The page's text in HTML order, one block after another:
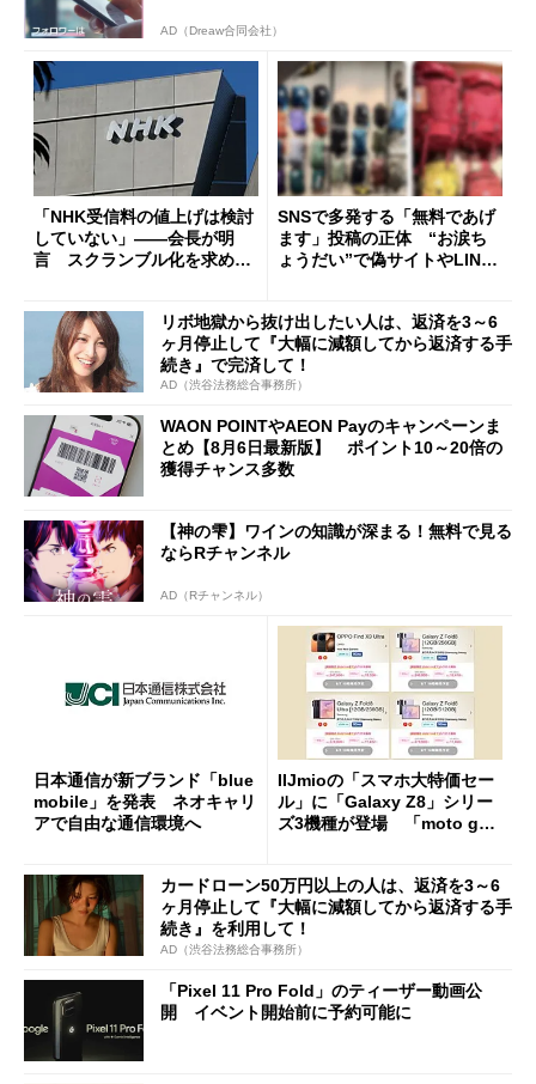
AD（Dreaw合同会社）
「NHK受信料の値上げは検討
していない」――会長が明
言 スクランブル化を求める
SNSで多発する「無料であげ
ます」投稿の正体 “お涙ち
ょうだい”で偽サイトやLINE
リボ地獄から抜け出したい人は、返済を3～6
ヶ月停止して『大幅に減額してから返済する手
続き』で完済して！
AD（渋谷法務総合事務所）
WAON POINTやAEON Payのキャンペーンま
とめ【8月6日最新版】 ポイント10～20倍の
獲得チャンス多数
【神の雫】ワインの知識が深まる！無料で見る
ならRチャンネル
AD（Rチャンネル）
日本通信が新ブランド「blue
mobile」を発表 ネオキャリ
アで自由な通信環境へ
IIJmioの「スマホ大特価セー
ル」に「Galaxy Z8」シリー
ズ3機種が登場 「moto g37
カードローン50万円以上の人は、返済を3～6
ヶ月停止して『大幅に減額してから返済する手
続き』を利用して！
AD（渋谷法務総合事務所）
「Pixel 11 Pro Fold」のティーザー動画公
開 イベント開始前に予約可能に